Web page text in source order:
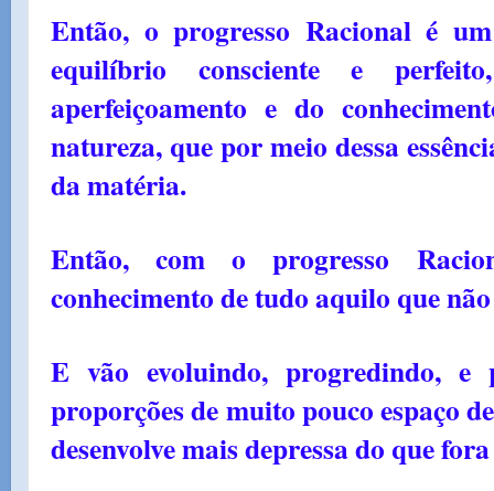
Então, o progresso Racional é
equilíbrio consciente e
aperfeiçoamento e do
natureza, que por meio dessa
da matéria.
Então, com o progresso
conhecimento de tudo aquilo que
E vão evoluindo, progredindo,
proporções de muito pouco espaço
desenvolve mais depressa do que